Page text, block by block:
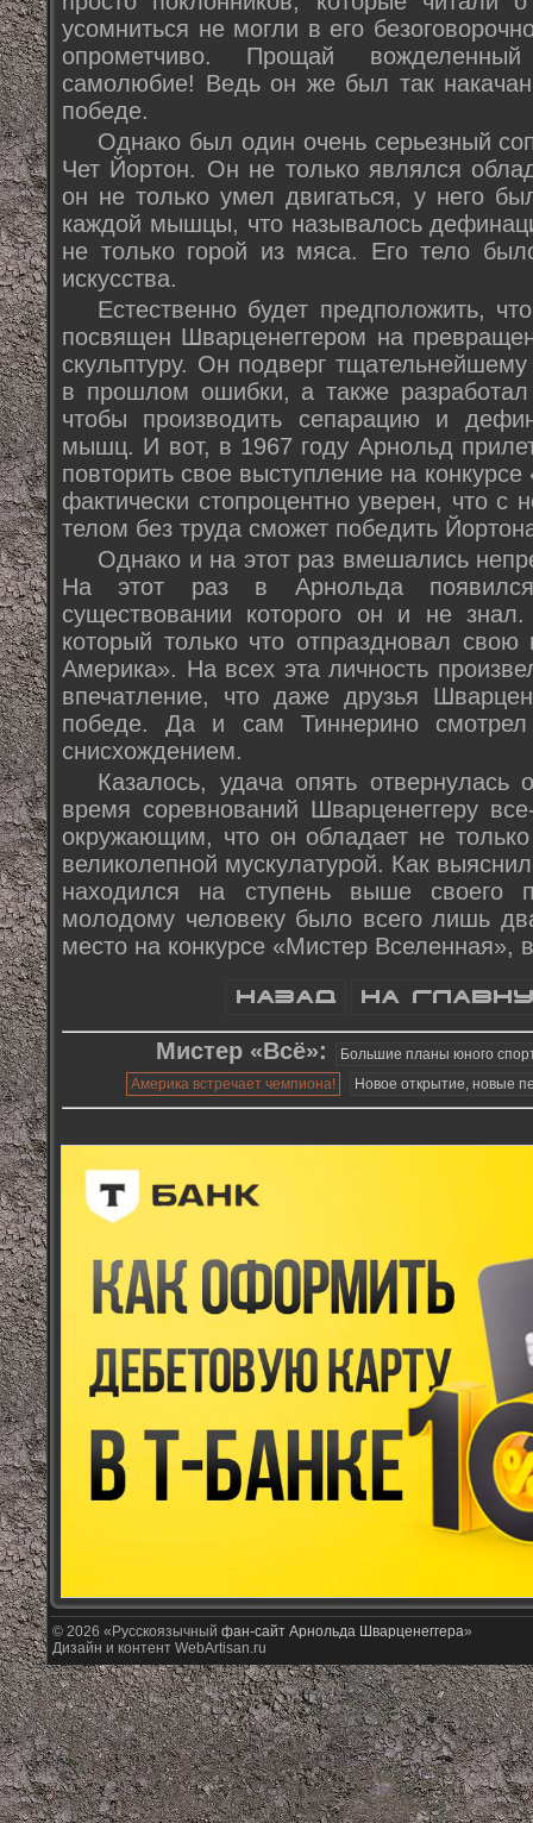
усомниться не могли в его
опрометчиво. Прощай
самолюбие! Ведь он же был так
победе.
Однако был один очень серьезный
Чет Йортон. Он не только являлся
он не только умел двигаться, у него
каждой мышцы, что называлось
не только горой из мяса. Его тело
искусства.
Естественно будет предположить,
посвящен Шварценеггером на
скульптуру. Он подверг
в прошлом ошибки, а также
чтобы производить сепарацию и
мышц. И вот, в 1967 году Арнольд
повторить свое выступление на
фактически стопроцентно уверен, что
телом без труда сможет победить
Однако и на этот раз вмешались
На этот раз в Арнольда
существовании которого он и не
который только что отпраздновал
Америка». На всех эта личность
впечатление, что даже друзья
победе. Да и сам Тиннерино
снисхождением.
Казалось, удача опять
время соревнований Шварценеггеру
окружающим, что он обладает не
великолепной мускулатурой. Как
находился на ступень выше своего
молодому человеку было всего лишь
место на конкурсе «Мистер Вселенная»,
Мистер «Всё»:
Большие планы юного
Америка встречает чемпиона!
Новое открытие, новые
© 2026 «Русскоязычный фан-сайт Арнольда Шварценеггера»
Дизайн и контент WebArtisan.ru